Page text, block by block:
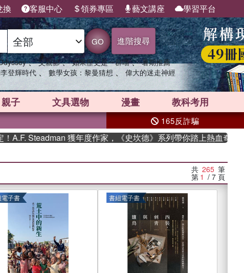
換 客服中心 領券專區 藝文講座 學習平台
GO 進階搜尋
、 父親節 、 如果歷史是一群喵 、 暑期推薦
登輝時代 、 數學女孩：黎曼猜想 、 偉大的迷走神經
親子 文具選物 漫畫 教科考用
165反詐騙
獲年度作家，《史坎德》系列帶你踏上熱血奇幻旅程
共 265 筆
第 1 / 7 頁
電子書 書紐電子書